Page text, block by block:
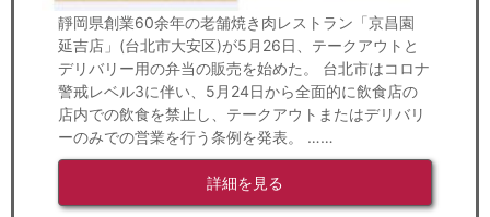
靜岡県創業60余年の老舗焼き肉レストラン「京昌園
延吉店」(台北市大安区)が5月26日、テークアウトと
デリバリー用の弁当の販売を始めた。 台北市はコロナ
警戒レベル3に伴い、5月24日から全面的に飲食店の
店内での飲食を禁止し、テークアウトまたはデリバリ
ーのみでの営業を行う条例を発表。 ……
詳細を見る